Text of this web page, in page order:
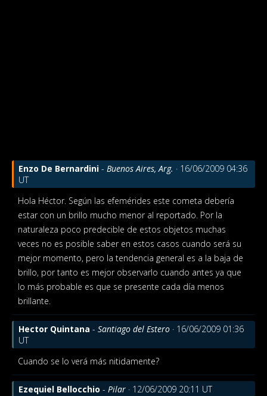
Enzo De Bernardini - Buenos Aires, Arg. · 16/06/2009 04:36
UT
Hola Héctor. Según las efemérides este cometa debería
estar con un brillo mucho menor al reportado. Por la
naturaleza poco predecible de estos objetos muchas
veces no es posible saber en estos casos cuando será su
mejor momento, pero la tendencia general es a la baja de
brillo, por tanto es mejor observarlo cuando antes ya que
lo más probable es que se presente cada día menos
brillante.
Hector Quintana - Santiago del Estero · 16/06/2009 01:36
UT
Cuando se lo verá más nitidamente?
Ezequiel Bellocchio - Pilar · 12/06/2009 20:11 UT